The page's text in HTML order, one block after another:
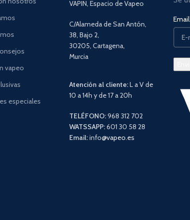
vapeo
especiales
VAPIN, Espacio de Vapeo
C/Alameda de San Antón,
38, Bajo 2,
30205, Cartagena,
Murcia
Atención al cliente:L a V de
10 a 14h y de 17 a 20h
TELÉFONO:968 312 702
WATSSAPP:601 30 58 28
Email:info@vapeo.es